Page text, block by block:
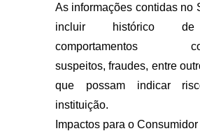
As informações contidas no
incluir histórico de
comportamentos
suspeitos, fraudes, entre
que possam indicar
instituição.
Impactos para o Consumidor